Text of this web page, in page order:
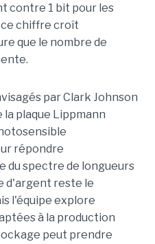
contre 1 bit pour les
chiffre croît
que le nombre de
par Clark Johnson
plaque Lippmann
répondre
du spectre de longueurs
d'argent reste le
l'équipe explore
à la production
peut prendre